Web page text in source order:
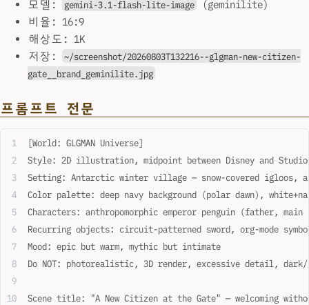
모델: gemini-3.1-flash-lite-image
(geminilite)
비율: 16:9
해상도: 1K
저장:
~/screenshot/20260803T132216--glgman-new-citizen-
gate__brand_geminilite.jpg
프롬프트 전문
[World: GLGMAN Universe]
Style: 2D illustration, midpoint between Disney and
Setting: Antarctic winter village — snow-covered igloos,
Color palette: deep navy background (polar dawn),
Characters: anthropomorphic emperor penguin (father,
Recurring objects: circuit-patterned sword, org-mode
Mood: epic but warm, mythic but intimate
Do NOT: photorealistic, 3D render, excessive detail,
Scene title: "A New Citizen at the Gate" — welcoming